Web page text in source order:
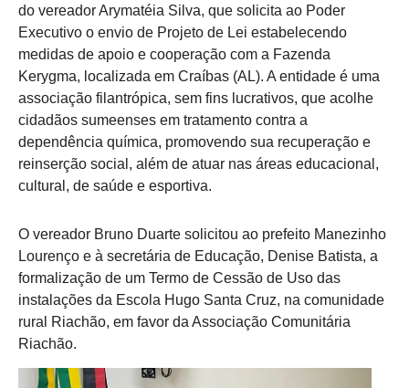
do vereador Arymatéia Silva, que solicita ao Poder
Executivo o envio de Projeto de Lei estabelecendo
medidas de apoio e cooperação com a Fazenda
Kerygma, localizada em Craíbas (AL). A entidade é uma
associação filantrópica, sem fins lucrativos, que acolhe
cidadãos sumeenses em tratamento contra a
dependência química, promovendo sua recuperação e
reinserção social, além de atuar nas áreas educacional,
cultural, de saúde e esportiva.
O vereador Bruno Duarte solicitou ao prefeito Manezinho
Lourenço e à secretária de Educação, Denise Batista, a
formalização de um Termo de Cessão de Uso das
instalações da Escola Hugo Santa Cruz, na comunidade
rural Riachão, em favor da Associação Comunitária
Riachão.